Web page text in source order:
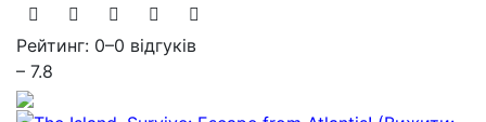
Рейтинг: 0–0 відгуків
– 7.8